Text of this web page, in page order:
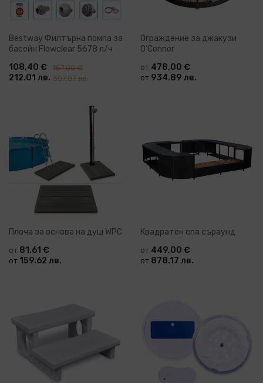
Bestway Филтърна помпа за
басейн Flowclear 5678 л/ч
108,40 €
212.01 лв.
157,00 €
307.07 лв.
Ограждение за джакузи
O'Connor
от 478,00 €
от 934.89 лв.
Плоча за основа на душ WPC
от 81,61 €
от 159.62 лв.
Квадратен спа съраунд
от 449,00 €
от 878.17 лв.